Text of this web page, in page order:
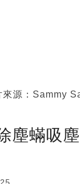
來源：Sammy
塵蟎吸